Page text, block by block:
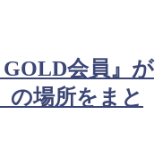
GOLD会員』が
の場所をまと